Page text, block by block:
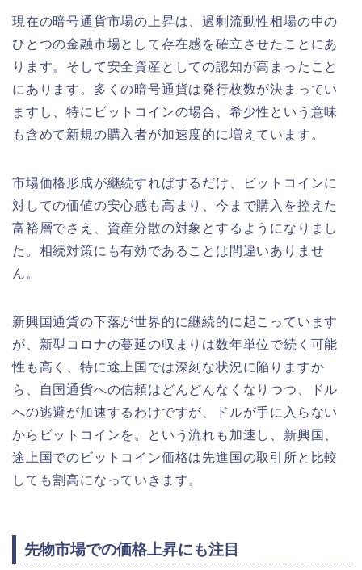
現在の暗号通貨市場の上昇は、過剰流動性相場の中の
ひとつの金融市場として存在感を確立させたことにあ
ります。そして安全資産としての認知が高まったこと
にあります。多くの暗号通貨は発行枚数が決まってい
ますし、特にビットコインの場合、希少性という意味
も含めて新規の購入者が加速度的に増えています。
市場価格形成が継続すればするだけ、ビットコインに
対しての価値の安心感も高まり、今まで購入を控えた
富裕層でさえ、資産分散の対象とするようになりまし
た。相続対策にも有効であることは間違いありませ
ん。
新興国通貨の下落が世界的に継続的に起こっています
が、新型コロナの蔓延の収まりは数年単位で続く可能
性も高く、特に途上国では深刻な状況に陥りますか
ら、自国通貨への信頼はどんどんなくなりつつ、ドル
への逃避が加速するわけですが、ドルが手に入らない
からビットコインを。という流れも加速し、新興国、
途上国でのビットコイン価格は先進国の取引所と比較
しても割高になっていきます。
先物市場での価格上昇にも注目